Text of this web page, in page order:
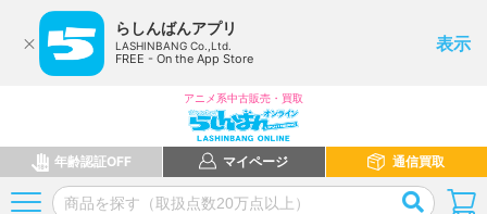
らしんばんアプリ
LASHINBANG Co.,Ltd.
FREE - On the App Store
表示
アニメ系中古販売・買取
年齢認証OFF マイページ 通信買取